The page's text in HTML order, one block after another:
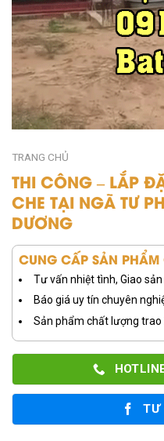
TRANG CHỦ
THI CÔNG – LẮP
CHE TẠI NGÃ TƯ
DƯƠNG
CUNG CẤP SẢN PHẨM
Tư vấn nhiệt tình, Giao
Báo giá uy tín chuyên
Sản phẩm chất lượng
TƯ